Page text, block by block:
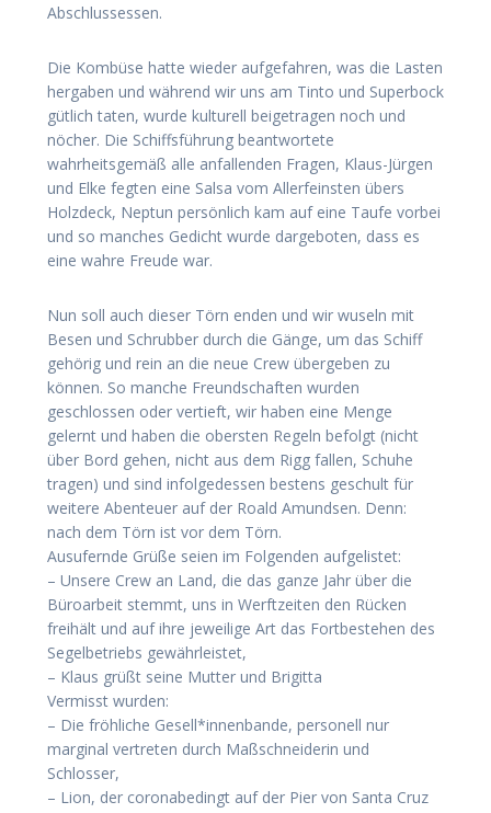
Abschlussessen.
Die Kombüse hatte wieder aufgefahren, was die Lasten
hergaben und während wir uns am Tinto und Superbock
gütlich taten, wurde kulturell beigetragen noch und
nöcher. Die Schiffsführung beantwortete
wahrheitsgemäß alle anfallenden Fragen, Klaus-Jürgen
und Elke fegten eine Salsa vom Allerfeinsten übers
Holzdeck, Neptun persönlich kam auf eine Taufe vorbei
und so manches Gedicht wurde dargeboten, dass es
eine wahre Freude war.
Nun soll auch dieser Törn enden und wir wuseln mit
Besen und Schrubber durch die Gänge, um das Schiff
gehörig und rein an die neue Crew übergeben zu
können. So manche Freundschaften wurden
geschlossen oder vertieft, wir haben eine Menge
gelernt und haben die obersten Regeln befolgt (nicht
über Bord gehen, nicht aus dem Rigg fallen, Schuhe
tragen) und sind infolgedessen bestens geschult für
weitere Abenteuer auf der Roald Amundsen. Denn:
nach dem Törn ist vor dem Törn.
Ausufernde Grüße seien im Folgenden aufgelistet:
– Unsere Crew an Land, die das ganze Jahr über die
Büroarbeit stemmt, uns in Werftzeiten den Rücken
freihält und auf ihre jeweilige Art das Fortbestehen des
Segelbetriebs gewährleistet,
– Klaus grüßt seine Mutter und Brigitta
Vermisst wurden:
– Die fröhliche Gesell*innenbande, personell nur
marginal vertreten durch Maßschneiderin und
Schlosser,
– Lion, der coronabedingt auf der Pier von Santa Cruz